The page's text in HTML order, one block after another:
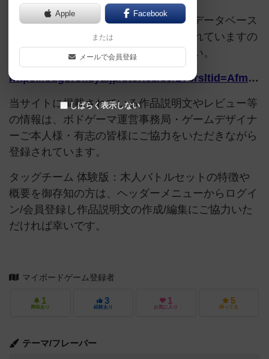
このページは情報が不足しています。データベース
追加申請時に以下の参考URLが入力されていますの
で、よろしければこちらもご覧ください。
https://sugorokuya.jp/stories/39/1?srsltid=AfmBOopdltaAm8qKGU042hN6KpbaeHx8CCaZXyiAZegV-17I1Mq4j3aS
当サイトに掲載されている作品説明文やレビュー等
の情報は、ボドゲーマ運営事務局・ゲームデザイナ
ーご本人様・有志の皆様にご協力をいただきながら
登録されています。
タッグチーム 体験版：木人バトルセットの特徴や
概要を御存知の方は、ヘッダーメニューからログイ
ン/会員登録し作品説明文の作成/編集にご協力いた
だければ幸いです。
マイボードゲーム登録者
1
興味あり
3
経験あり
1
お気に入り
5
持ってる
テーマ/フレーバー
Apple Facebook
または
メールで会員登録
しばらく表示しない